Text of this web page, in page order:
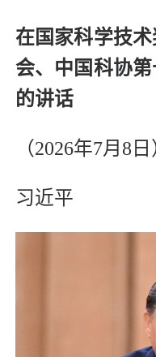
在国家科学技
会、中国科协
的讲话
（2026年7月8日
习近平